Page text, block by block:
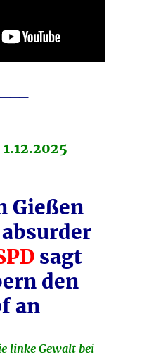
1.12.2025
Gießen
absurder
sagt
den
an
linke Gewalt bei